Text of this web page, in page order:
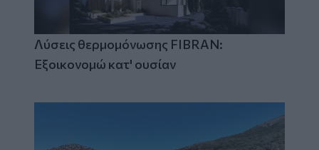
Λύσεις θερμομόνωσης FIBRAN:
Εξοικονομώ κατ' ουσίαν